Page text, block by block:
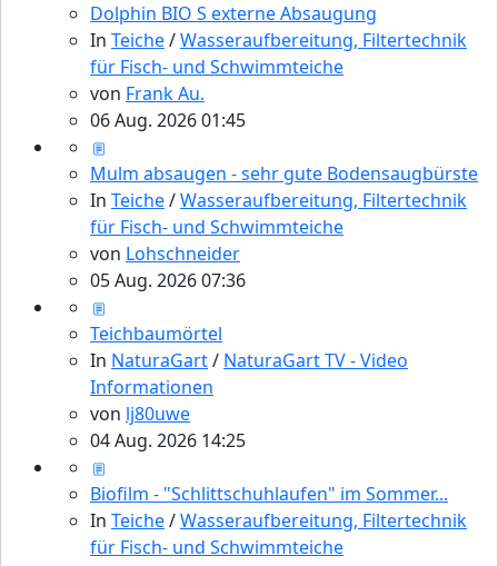
Dolphin BIO S externe Absaugung
In Teiche/Wasseraufbereitung, Filtertechnik
für Fisch- und Schwimmteiche
von Frank Au.
06 Aug. 2026 01:45
Mulm absaugen - sehr gute Bodensaugbürste
In Teiche/Wasseraufbereitung, Filtertechnik
für Fisch- und Schwimmteiche
von Lohschneider
05 Aug. 2026 07:36
Teichbaumörtel
In NaturaGart/ NaturaGart TV - Video
Informationen
von lj80uwe
04 Aug. 2026 14:25
Biofilm - "Schlittschuhlaufen" im Sommer...
In Teiche/Wasseraufbereitung, Filtertechnik
für Fisch- und Schwimmteiche